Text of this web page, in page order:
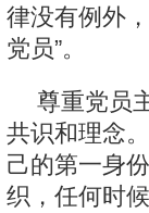
律没有例外
党员”。
尊重党员
共识和理念
己的第一身
织，任何时